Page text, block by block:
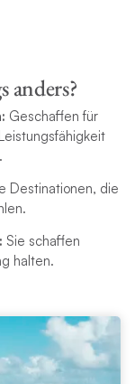
März 2025 und 27.
2025 und gilt nur
ist nur für
mit Anzahlung.
werden und kann nicht
anders?
Geschaffen für
Destinationen, die
Sie schaffen
halten.